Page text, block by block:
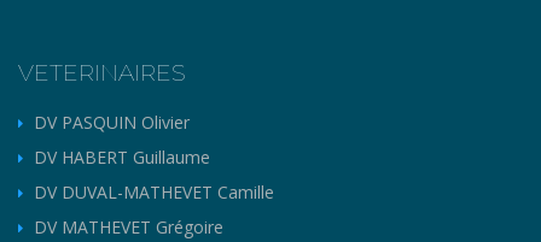
VETERINAIRES
DV PASQUIN Olivier
DV HABERT Guillaume
DV DUVAL-MATHEVET Camille
DV MATHEVET Grégoire